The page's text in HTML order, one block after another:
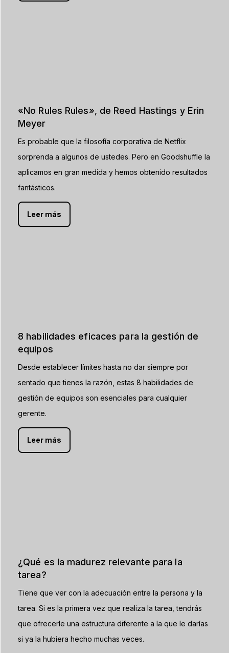
«No Rules Rules», de Reed Hastings y Erin
Meyer
Es probable que la filosofía corporativa de Netflix
sorprenda a algunos de ustedes. Pero en Goodshuffle la
aplicamos en gran medida y hemos obtenido resultados
fantásticos.
Leer más
8 habilidades eficaces para la gestión de
equipos
Desde establecer límites hasta no dar siempre por
sentado que tienes la razón, estas 8 habilidades de
gestión de equipos son esenciales para cualquier
gerente.
Leer más
¿Qué es la madurez relevante para la
tarea?
Tiene que ver con la adecuación entre la persona y la
tarea. Si es la primera vez que realiza la tarea, tendrás
que ofrecerle una estructura diferente a la que le darías
si ya la hubiera hecho muchas veces.